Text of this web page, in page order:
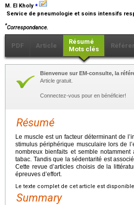
M. El Kholy ⁎
Service de pneumologie et soins intensifs
*Correspondance.
PDF Article
Résumé
Mots clés
Bienvenue sur EM-consulte, la
Article gratuit.
Connectez-vous pour en bénéficier!
Résumé
Le muscle est un facteur déterminant de
stimulus périphérique musculaire lors de
nombreux bienfaits et semble
tabac. Tandis que la sédentarité est
Cette revue d’articles choisis de la
épreuves d’effort.
Le texte complet de cet article est disponible
Summary